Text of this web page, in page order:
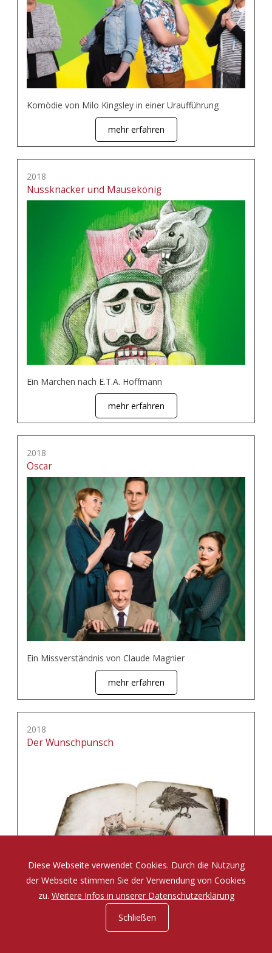
Komödie von Milo Kingsley in einer Uraufführung
mehr erfahren
2018
Nussknacker und Mausekönig
Ein Märchen nach E.T.A. Hoffmann
mehr erfahren
2018
Oscar
Ein Missverständnis von Claude Magnier
mehr erfahren
2018
Der Wunschpunsch
Eine Zauberposse von Michael Ende
Diese Webseite verwendet Cookies. Durch die Nutzung
der Webseite stimmen Sie der Verwendung von Cookies
zu. Weitere Infos in unserer Datenschutzerklärung
Schließen